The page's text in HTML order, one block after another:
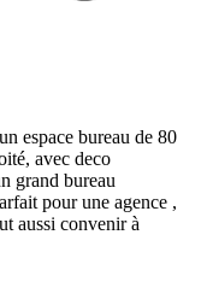
espace bureau de 80
avec deco
grand bureau
pour une agence ,
aussi convenir à